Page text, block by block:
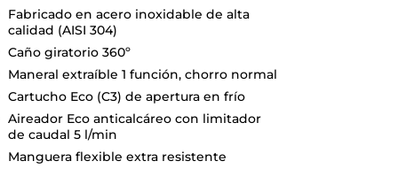
Fabricado en acero inoxidable de alta
calidad (AISI 304)
Caño giratorio 360º
Maneral extraíble 1 función, chorro normal
Cartucho Eco (C3) de apertura en frío
Aireador Eco anticalcáreo con limitador
de caudal 5 l/min
Manguera flexible extra resistente